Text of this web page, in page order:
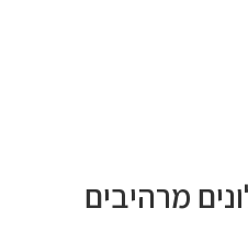
מרהיבים